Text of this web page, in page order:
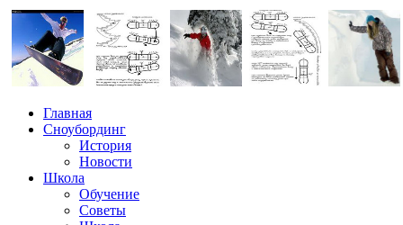
Главная
Сноубординг
История
Новости
Школа
Обучение
Советы